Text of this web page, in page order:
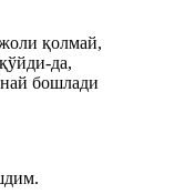
қолмай,
да,
бошлади